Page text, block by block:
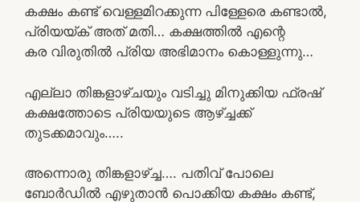
കക്ഷം കണ്ട് വെള്ളമിറക്കുന്ന പിള്ളേരെ കണ്ടാൽ,
പ്രിയയ്ക് അത് മതി… കക്ഷത്തിൽ എന്റെ
കര വിരുതിൽ പ്രിയ അഭിമാനം കൊള്ളുന്നു…
എല്ലാ തിങ്കളാഴ്ചയും വടിച്ചു മിനുക്കിയ ഫ്രഷ്
കക്ഷത്തോടെ പ്രിയയുടെ ആഴ്ച്ചക്ക്
തുടക്കമാവും…..
അന്നൊരു തിങ്കളാഴ്ച്ച…. പതിവ് പോലെ
ബോർഡിൽ എഴുതാൻ പൊക്കിയ കക്ഷം കണ്ട്,